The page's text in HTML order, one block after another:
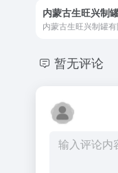
内蒙古生旺兴制
内蒙古生旺兴制罐
暂无评论